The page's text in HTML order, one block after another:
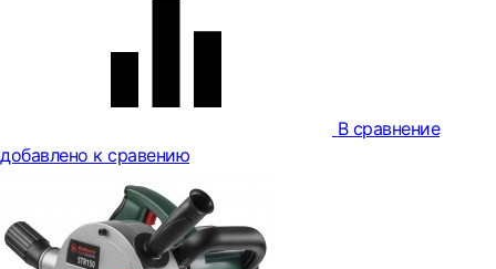
В сравнение
добавлено к сравению